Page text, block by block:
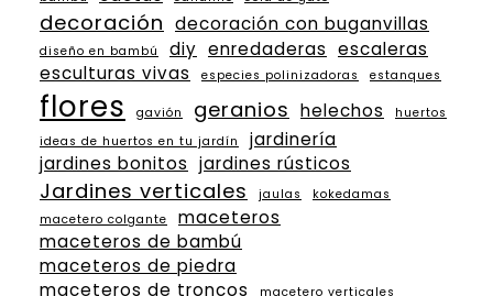
decoración decoración con buganvillas
diseño en bambú diy enredaderas escaleras
esculturas vivas
especies polinizadoras estanques
flores gavión geranios helechos
huertos
ideas de huertos en tu jardín
jardinería
jardines bonitos jardines rústicos
Jardines verticales jaulas
kokedamas
macetero colgante
maceteros
maceteros de bambú
maceteros de piedra
maceteros de troncos
macetero verticales